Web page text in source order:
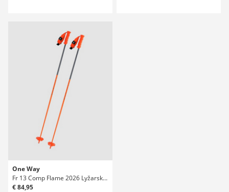
One Way
Fr 13 Comp Flame 2026 Lyžarské hulky
€ 84,95